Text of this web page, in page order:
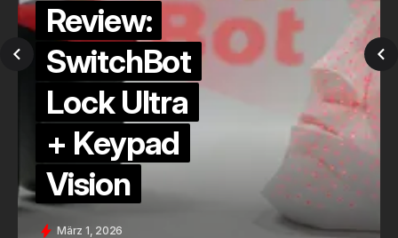
Alternative?
QuickCheck:
Home
Assistant
Voice (PE)
Feb. 9, 2026